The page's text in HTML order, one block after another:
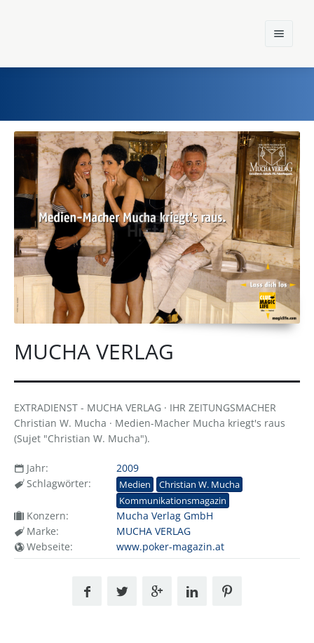
Home
Einst und Heute
Marken
Konzerne
Epoche
MUCHA VERLAG
EXTRADIENST - MUCHA VERLAG · IHR ZEITUNGSMACHER
Christian W. Mucha · Medien-Macher Mucha kriegt's raus
(Sujet "Christian W. Mucha").
Jahr:
2009
Schlagwörter:
Medien
Christian W. Mucha
Kommunikationsmagazin
Konzern:
Mucha Verlag GmbH
Marke:
MUCHA VERLAG
Webseite:
www.poker-magazin.at